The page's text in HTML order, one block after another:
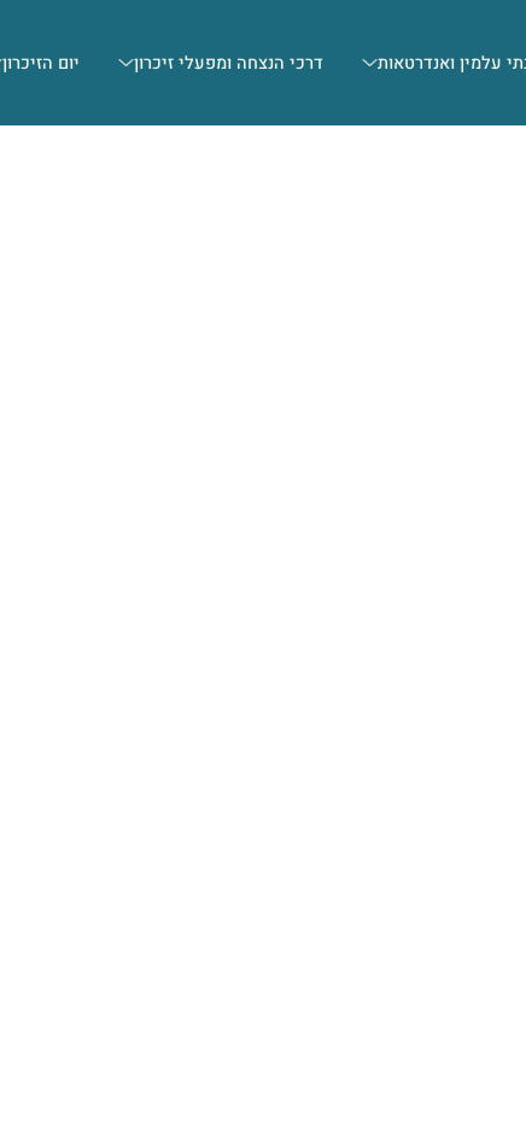
עלמין ואנדרטאות דרכי הנצחה ומפעלי זיכרון יום הזיכרון